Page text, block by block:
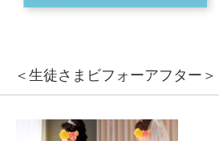
＜生徒さまビフォーアフター＞